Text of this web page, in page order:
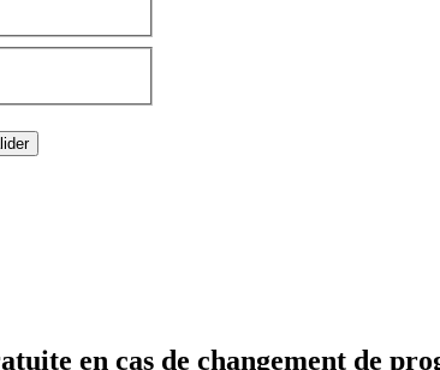
en cas de changement de